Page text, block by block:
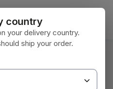
country
your delivery country.
ship your order.